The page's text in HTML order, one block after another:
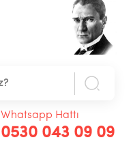
Whatsapp Hattı
0530 043 09 09